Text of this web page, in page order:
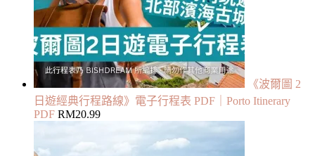
《波爾圖 2
日遊經典行程路線》電子行程表 PDF｜Porto Itinerary
PDF RM20.99